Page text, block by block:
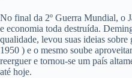
No final da 2º Guerra Mundial, o
e economia toda destruída.
qualidade, levou suas ideias sobre
1950 ) e o mesmo soube
reerguer e tornou-se um país
até hoje.